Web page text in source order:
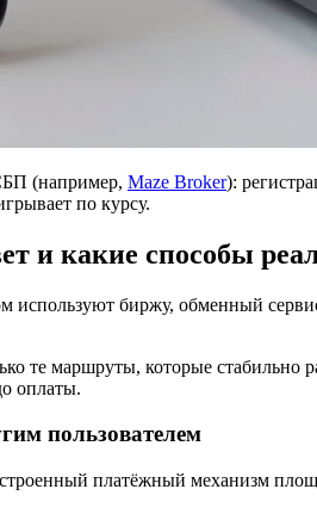
(например, Maze Broker):
по курсу.
и какие способы
используют биржу, обменный
те маршруты, которые стабильно
оплаты.
пользователем
платёжный механизм